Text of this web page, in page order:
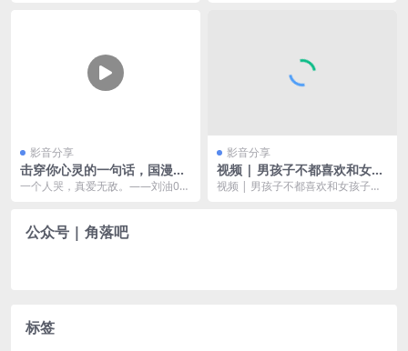
影音分享
击穿你心灵的一句话，国漫中
的名台词
一个人哭，真爱无敌。——刘油00:
影音分享
视频 | 男孩子不都喜欢和女孩
子洗澡嘛
视频 | 男孩子不都喜欢和女孩子洗
公众号 | 角落吧
标签